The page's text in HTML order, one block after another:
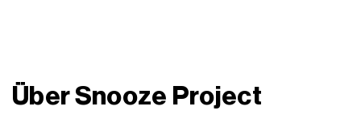
Über Snooze Project